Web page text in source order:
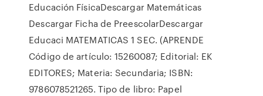
Educación FísicaDescargar Matemáticas
Descargar Ficha de PreescolarDescargar
Educaci MATEMATICAS 1 SEC. (APRENDE
Código de artículo: 15260087; Editorial: EK
EDITORES; Materia: Secundaria; ISBN:
9786078521265. Tipo de libro: Papel